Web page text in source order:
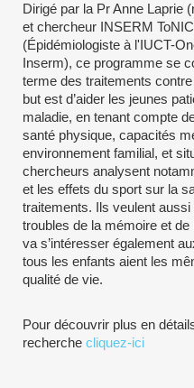
Dirigé par la Pr Anne Laprie
et chercheur INSERM
(Épidémiologiste à l'IUCT-
Inserm), ce programme se
terme des traitements
but est d’aider les jeunes
maladie, en tenant compte
santé physique, capacités
environnement familial, et
chercheurs analysent
et les effets du sport sur la
traitements. Ils veulent
troubles de la mémoire et
va s’intéresser également
tous les enfants aient les
qualité de vie.
Pour découvrir plus en
recherche cliquez-ici